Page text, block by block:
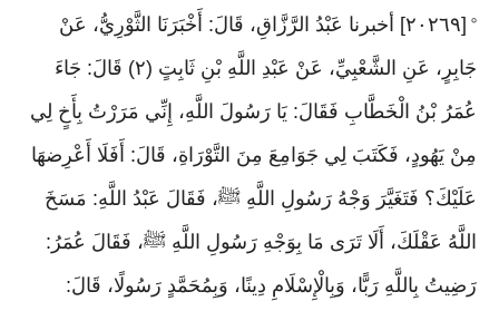
°
[٢٠٢٦٩] أخبرنا عَبْدُ الرَّزَّاقِ، قَالَ: أَخْبَرَنَا الثَّوْرِيُّ، عَنْ
جَابِرٍ، عَنِ الشَّعْبِيِّ، عَنْ عَبْدِ اللَّهِ بْنِ ثَابِتٍ (٢) قَالَ: جَاءَ
عُمَرُ بْنُ الْخَطَّابِ فَقَالَ: يَا رَسُولَ اللَّهِ، إِنِّي مَرَرْتُ بِأَخٍ لِي
مِنْ يَهُودٍ، فَكَتَبَ لِي جَوَامِعَ مِنَ التَّوْرَاةِ، قَالَ: أَفَلَا أَعْرِضهَا
عَلَيْكَ؟ فَتَغَيَّرَ وَجْهُ رَسُولِ اللَّهِ ﷺ، فَقَالَ عَبْدُ اللَّهِ: مَسَخَ
اللَّهُ عَقْلَكَ، أَلَا تَرَى مَا بِوَجْهِ رَسُولِ اللَّهِ ﷺ، فَقَالَ عُمَرُ:
رَضِيتُ بِاللَّهِ رَبًّا، وَبِالْإِسْلَامِ دِينًا، وَبِمُحَمَّدٍ رَسُولًا، قَالَ: